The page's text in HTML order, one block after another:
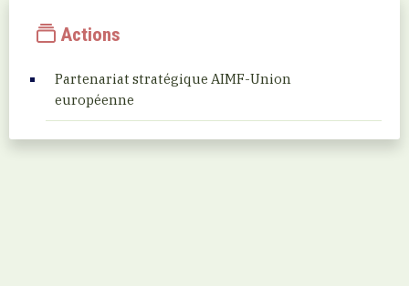
Actions
Partenariat stratégique AIMF-Union
européenne